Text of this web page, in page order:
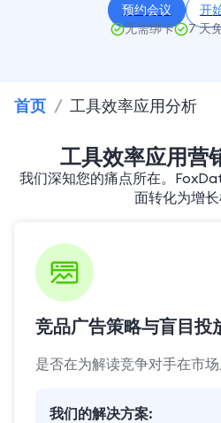
预约会议
开
无需绑卡
7 天
首页 / 工具效率应用分析
工具效率应用营
我们深知您的痛点所在。
面转化为增长
竞品广告策略与盲目投
是否在为解读竞争对手在市
我们的解决方案: